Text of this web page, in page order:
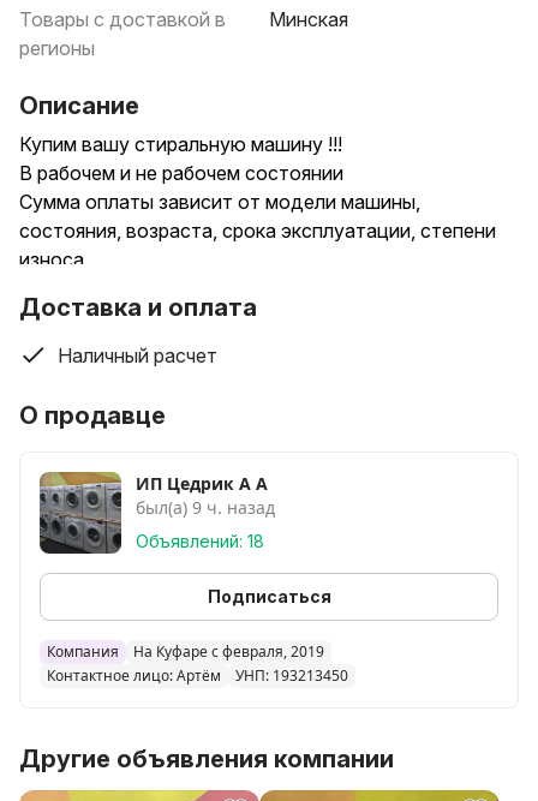
Товары с доставкой в
регионы
Минская
Описание
Купим вашу стиральную машину !!!
В рабочем и не рабочем состоянии
Сумма оплаты зависит от модели машины,
состояния, возраста, срока эксплуатации, степени
износа.
отправьте фото или модель машины на наш Viber или
WhatsApp. Опишите дефект или неисправность, и мы
Приедем быстро , в любое удобное для вас время
Доставка и оплата
Наличный расчет
О продавце
ИП Цедрик А А
был(а) 9 ч. назад
Объявлений: 18
Подписаться
Компания
На Куфаре с февраля, 2019
Контактное лицо: Артём
УНП: 193213450
Другие объявления компании